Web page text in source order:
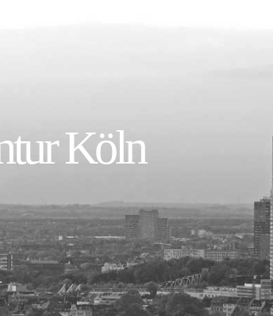
Köln